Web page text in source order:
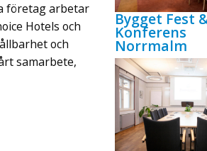
företag arbetar
Hotels och
och
samarbete,
Bygget Fest
Konferens
Norrmalm